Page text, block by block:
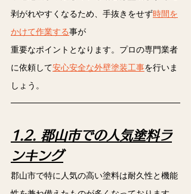
剥がれやすくなるため、手抜きをせず時間を
かけて作業する事が
重要なポイントとなります。プロの専門業者
に依頼して安心安全な外壁塗装工事を行いま
しょう。
1.2. 郡山市での人気塗料ラ
ンキング
郡山市で特に人気の高い塗料は耐久性と機能